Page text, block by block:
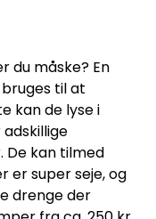
du måske? En
til at
kan de lyse i
De kan tilmed
er super seje, og
drenge der